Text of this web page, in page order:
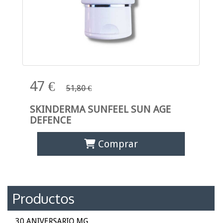
47 € 51,80 €
SKINDERMA SUNFEEL SUN AGE
DEFENCE
Comprar
Productos